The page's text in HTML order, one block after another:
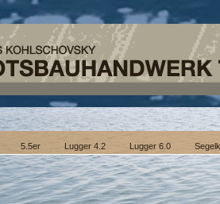
5.5er Lugger 4.2 Lugger 6.0